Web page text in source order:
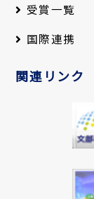
受賞一覧
国際連携
関連リンク